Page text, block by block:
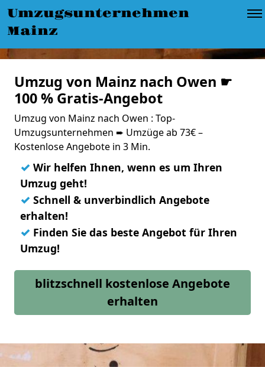
Umzugsunternehmen
Mainz
Umzug von Mainz nach Owen ☛
100 % Gratis-Angebot
Umzug von Mainz nach Owen : Top-
Umzugsunternehmen ➨ Umzüge ab 73€ –
Kostenlose Angebote in 3 Min.
✓ Wir helfen Ihnen, wenn es um Ihren
Umzug geht!
✓ Schnell & unverbindlich Angebote
erhalten!
✓ Finden Sie das beste Angebot für Ihren
Umzug!
blitzschnell kostenlose Angebote
erhalten